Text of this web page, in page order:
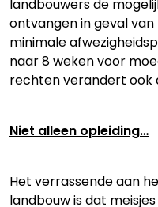
landbouwers de
ontvangen in geval
minimale
naar 8 weken voor
rechten verandert ook
Niet alleen opleiding…
Het verrassende aan
landbouw is dat